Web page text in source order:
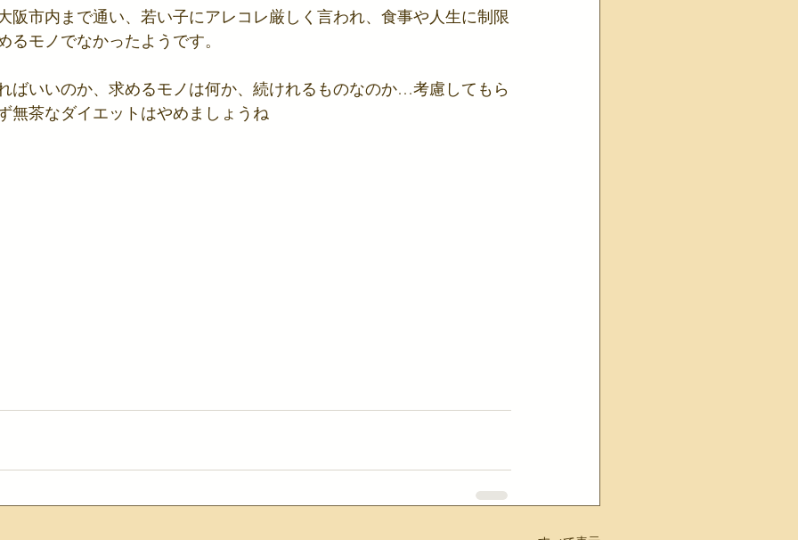
阪市内まで通い、若い子にアレコレ厳しく言われ、食事や人生に制限
るモノでなかったようです。
ばいいのか、求めるモノは何か、続けれるものなのか…考慮してもら
無茶なダイエットはやめましょうね